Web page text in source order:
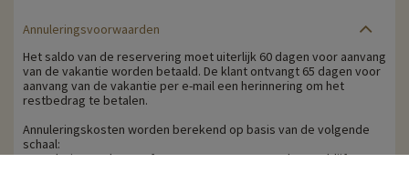
Annuleringsvoorwaarden
Het saldo van de reservering moet uiterlijk 60 dagen voor aanvang
van de vakantie worden betaald. De klant ontvangt 65 dagen voor
aanvang van de vakantie per e-mail een herinnering om het
restbedrag te betalen.
Annuleringskosten worden berekend op basis van de volgende
schaal:
- Annulering 60 dagen of meer voor aanvang van het verblijf: